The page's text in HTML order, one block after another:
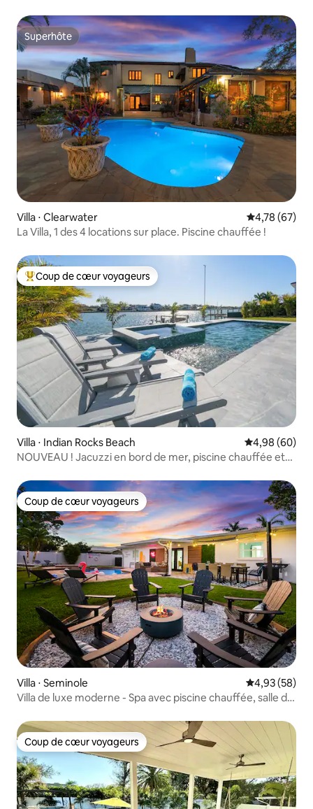
Superhôte
Superhôte
Villa ⋅ Clearwater Évaluation
4,78 (67)
La Villa, 1 des 4 locations sur place. Piscine chauffée !
Coups de cœur voyageurs les plus appréciés
Coup de cœur voyageurs
Villa ⋅ Indian Rocks Beach Évaluation
4,98 (60)
NOUVEAU ! Jacuzzi en bord de mer, piscine chauffée et
Coup de cœur voyageurs
Coup de cœur voyageurs
Villa ⋅ Seminole Évaluation
4,93 (58)
Villa de luxe moderne - Spa avec piscine chauffée, salle de
Coup de cœur voyageurs
Coup de cœur voyageurs